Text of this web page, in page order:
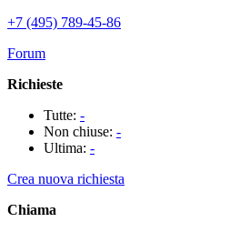
+7 (495) 789-45-86
Forum
Richieste
Tutte: -
Non chiuse: -
Ultima: -
Crea nuova richiesta
Chiama